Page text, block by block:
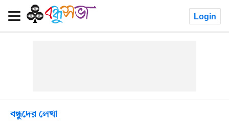
Login
বন্ধুদের লেখা